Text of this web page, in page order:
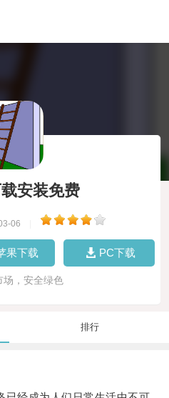
安装免费
06
果下载 PC下载
场，安全绿色
排行